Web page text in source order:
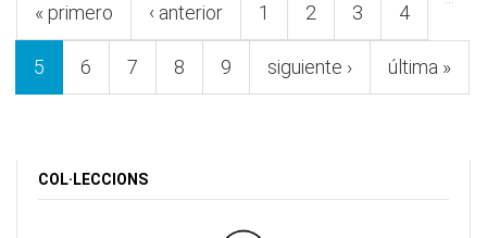
« primero ‹ anterior 1 2 3 4
5 6 7 8 9 siguiente › última »
COL·LECCIONS